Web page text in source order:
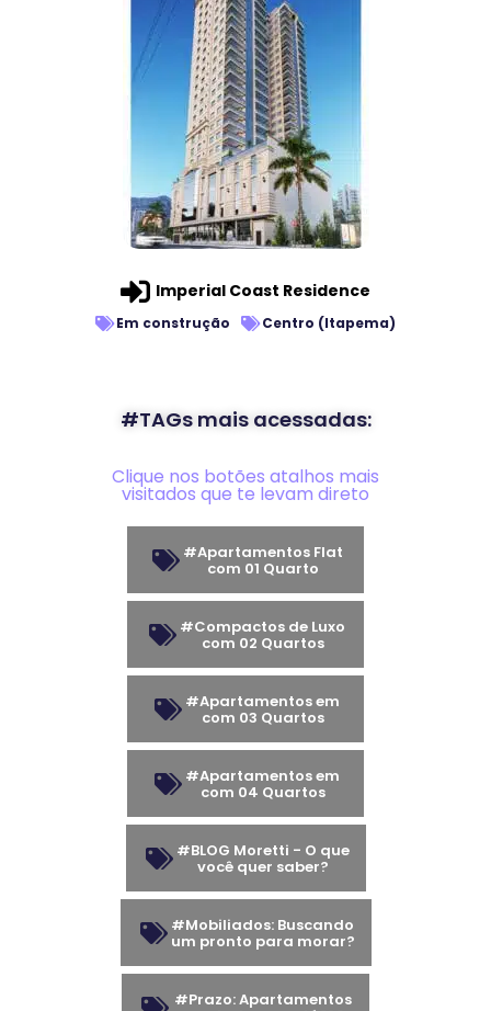
Imperial Coast Residence
Em construção Centro (Itapema)
#TAGs mais acessadas:
Clique nos botões atalhos mais
visitados que te levam direto
#Apartamentos Flat
com 01 Quarto
#Compactos de Luxo
com 02 Quartos
#Apartamentos em
com 03 Quartos
#Apartamentos em
com 04 Quartos
#BLOG Moretti - O que
você quer saber?
#Mobiliados: Buscando
um pronto para morar?
#Prazo: Apartamentos